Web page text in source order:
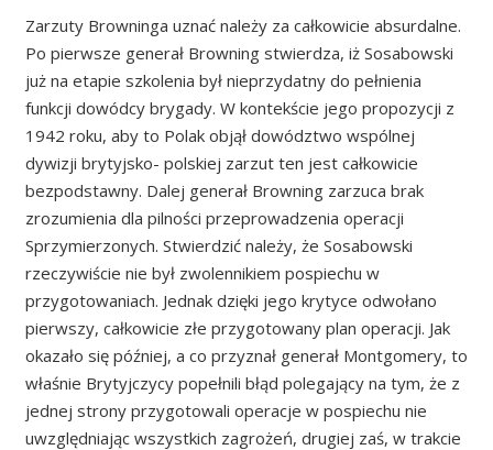
Zarzuty Browninga uznać należy za całkowicie absurdalne.
Po pierwsze generał Browning stwierdza, iż Sosabowski
już na etapie szkolenia był nieprzydatny do pełnienia
funkcji dowódcy brygady. W kontekście jego propozycji z
1942 roku, aby to Polak objął dowództwo wspólnej
dywizji brytyjsko- polskiej zarzut ten jest całkowicie
bezpodstawny. Dalej generał Browning zarzuca brak
zrozumienia dla pilności przeprowadzenia operacji
Sprzymierzonych. Stwierdzić należy, że Sosabowski
rzeczywiście nie był zwolennikiem pospiechu w
przygotowaniach. Jednak dzięki jego krytyce odwołano
pierwszy, całkowicie złe przygotowany plan operacji. Jak
okazało się później, a co przyznał generał Montgomery, to
właśnie Brytyjczycy popełnili błąd polegający na tym, że z
jednej strony przygotowali operacje w pospiechu nie
uwzględniając wszystkich zagrożeń, drugiej zaś, w trakcie